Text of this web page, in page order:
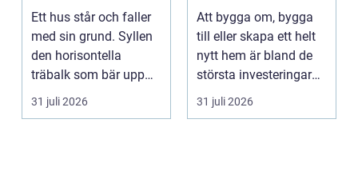
mark
Ett hus står och faller
med sin grund. Syllen
den horisontella
träbalk som bär upp
väggarna mot pla...
31 juli 2026
partner för ditt
projekt
Att bygga om, bygga
till eller skapa ett helt
nytt hem är bland de
största investeringar
m...
31 juli 2026